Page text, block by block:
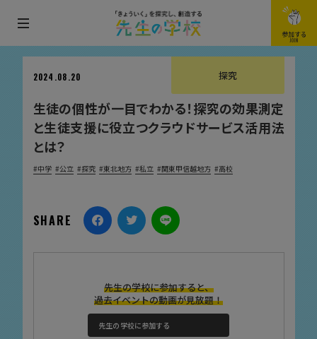
メ
参加する
JOIN
2024.08.20 探究
生徒の個性が一目でわかる！探究の効果測定
と生徒支援に役立つクラウドサービス活用法
とは？
中学 公立 探究 東北地方 私立 関東甲信越地方 高校
SHARE
先生の学校に参加すると、
過去イベントの動画が見放題！
先生の学校に参加する